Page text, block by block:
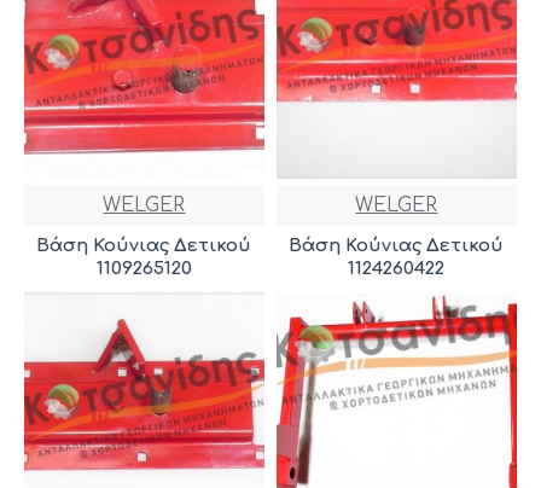
WELGER
Βάση Κούνιας Δετικού
1109265120
WELGER
Βάση Κούνιας Δετικού
1124260422